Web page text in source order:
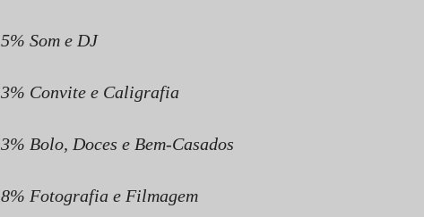
5% Som e DJ
3% Convite e Caligrafia
3% Bolo, Doces e Bem-Casados
8% Fotografia e Filmagem